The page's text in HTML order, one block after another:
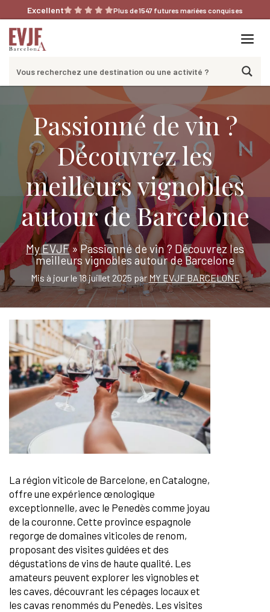
au
contenu
Excellent Plus de 1547 futures mariées conquises
Passionné de vin ?
Découvrez les
meilleurs vignobles
autour de Barcelone
My EVJF»Passionné de vin ? Découvrez les
meilleurs vignobles autour de Barcelone
Mis à jour le 18 juillet 2025 par MY EVJF BARCELONE
La région viticole de Barcelone, en Catalogne,
offre une expérience œnologique
exceptionnelle, avec le Penedès comme joyau
de la couronne. Cette province espagnole
regorge de domaines viticoles de renom,
proposant des visites guidées et des
dégustations de vins de haute qualité. Les
amateurs peuvent explorer les vignobles et
les caves, découvrant les cépages locaux et
les cavas renommés du Penedès. Les visites